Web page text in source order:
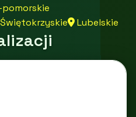
Świętokrzyskie Lubelskie